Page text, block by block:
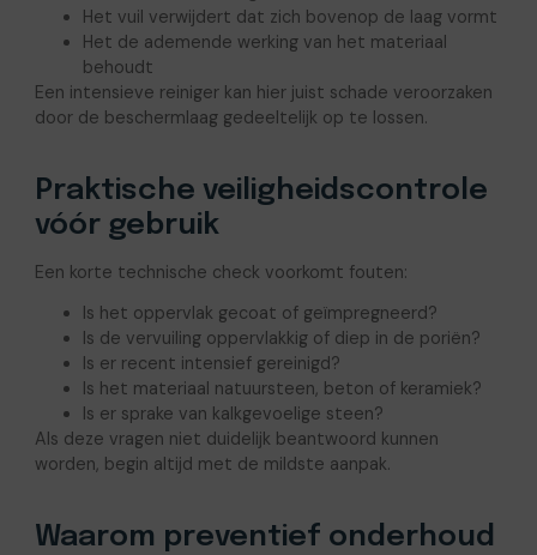
Het vuil verwijdert dat zich bovenop de laag vormt
Het de ademende werking van het materiaal
behoudt
Een intensieve reiniger kan hier juist schade veroorzaken
door de beschermlaag gedeeltelijk op te lossen.
Praktische veiligheidscontrole
vóór gebruik
Een korte technische check voorkomt fouten:
Is het oppervlak gecoat of geïmpregneerd?
Is de vervuiling oppervlakkig of diep in de poriën?
Is er recent intensief gereinigd?
Is het materiaal natuursteen, beton of keramiek?
Is er sprake van kalkgevoelige steen?
Als deze vragen niet duidelijk beantwoord kunnen
worden, begin altijd met de mildste aanpak.
Waarom preventief onderhoud